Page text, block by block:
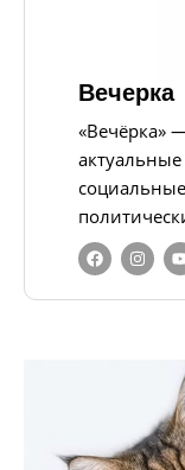
Вечерка
«Вечёрка»